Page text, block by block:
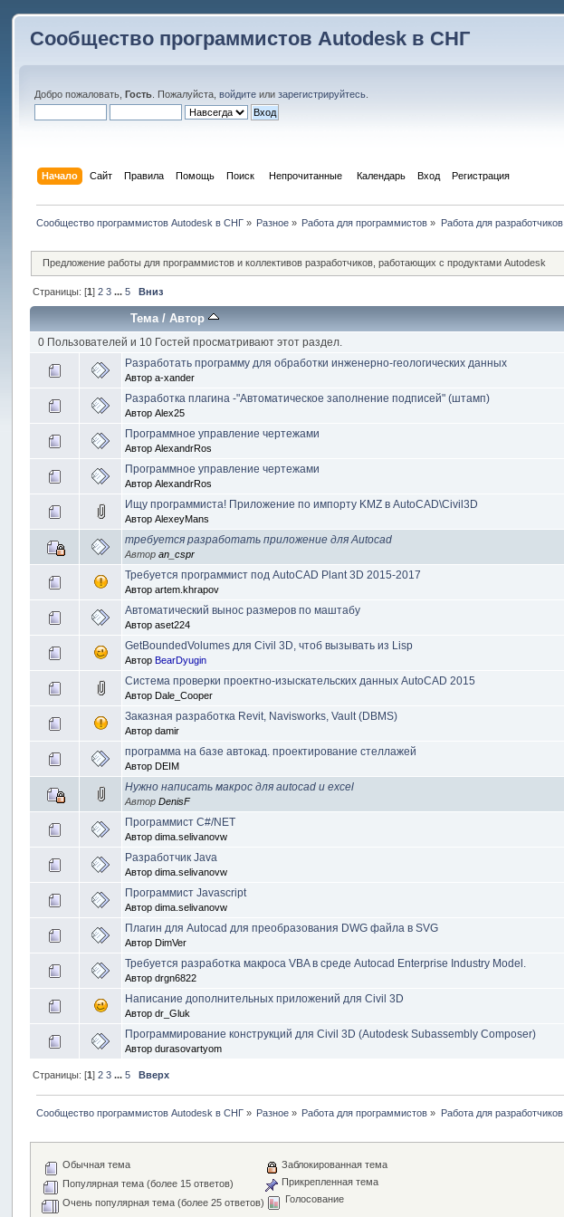
Сообщество программистов Autodesk в СНГ
Добро пожаловать,Гость . Пожалуйста,войдите илизарегистрируйтесь
Начало Сайт Правила Помощь Поиск Непрочитанные Календарь Вход Регистрация
Сообщество программистов Autodesk в СНГ» Разное » Работа для программистов » Работа для разработчиков
Предложение работы для программистов и коллективов разработчиков, работающих с продуктами Autodesk
Страницы: [1] 2 3 ... 5 Вниз
Тема/ Автор
0 Пользователей и 10 Гостей просматривают этот раздел.
Разработать программу для обработки инженерно-геологических данных
Авторa-xander
Разработка плагина -"Автоматическое заполнение подписей" (штамп)
АвторAlex25
Программное управление чертежами
АвторAlexandrRos
Программное управление чертежами
АвторAlexandrRos
Ищу программиста! Приложение по импорту KMZ в AutoCAD\Civil3D
АвторAlexeyMans
требуется разработать приложение для Autocad
Авторan_cspr
Требуется программист под AutoCAD Plant 3D 2015-2017
Авторartem.khrapov
Автоматический вынос размеров по маштабу
Авторaset224
GetBoundedVolumes для Civil 3D, чтоб вызывать из Lisp
Автор BearDyugin
Система проверки проектно-изыскательских данных AutoCAD 2015
АвторDale_Cooper
Заказная разработка Revit, Navisworks, Vault (DBMS)
Авторdamir
программа на базе автокад. проектирование стеллажей
АвторDEIM
Нужно написать макрос для autocad и excel
АвторDenisF
Программист С#/NET
Авторdima.selivanovw
Разработчик Java
Авторdima.selivanovw
Программист Javascript
Авторdima.selivanovw
Плагин для Autocad для преобразования DWG файла в SVG
АвторDimVer
Требуется разработка макроса VBA в среде Autocad Enterprise Industry Model.
Авторdrgn6822
Написание дополнительных приложений для Civil 3D
Авторdr_Gluk
Программирование конструкций для Civil 3D (Autodesk Subassembly Composer)
Авторdurasovartyom
Страницы: [1] 2 3 ... 5 Вверх
Сообщество программистов Autodesk в СНГ» Разное » Работа для программистов » Работа для разработчиков
Обычная тема
Популярная тема (более 15 ответов)
Очень популярная тема (более 25 ответов)
Заблокированная тема
Прикрепленная тема
Голосование